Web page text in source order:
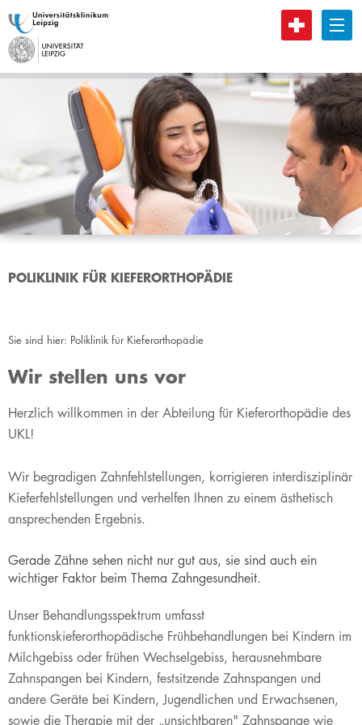
B
POLIKLINIK FÜR KIEFERORTHOPÄDIE
Sie sind hier: Poliklinik für Kieferorthopädie
Wir stellen uns vor
​​​​​​​​​​Herzlich willkommen in der Abteilung für Kieferorthopädie des
UKL!
Wir begradigen Zahnfehlstellungen, korrigieren interdisziplinär
Kieferfehlstellungen und verhelfen Ihnen zu einem ästhetisch
ansprechenden Ergebnis.
Gerade Zähne sehen nicht nur gut aus, sie sind auch ein
wichtiger Faktor beim Thema Zahngesundheit.
Unser Behandlungsspektrum umfasst
funktionskieferorthopädische Frühbehandlungen bei Kindern im
Milchgebiss oder frühen Wechselgebiss, herausnehmbare
Zahnspangen bei Kindern, festsitzende Zahnspangen und
andere Geräte bei Kindern, Jugendlichen und Erwachsenen,
sowie die Therapie mit der „unsichtbaren" Zahnspange wie